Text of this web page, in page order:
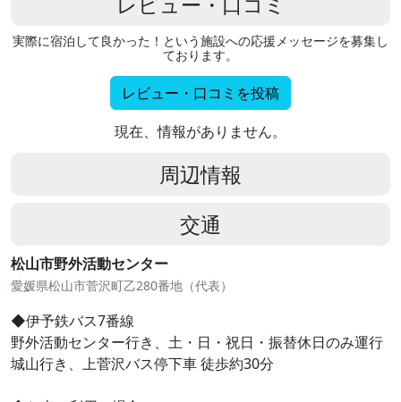
実際に宿泊して良かった！という施設への応援メッセージを募集し
ております。
レビュー・口コミを投稿
現在、情報がありません。
周辺情報
交通
松山市野外活動センター
愛媛県松山市菅沢町乙280番地（代表）
◆伊予鉄バス7番線
野外活動センター行き、土・日・祝日・振替休日のみ運行
城山行き、上菅沢バス停下車 徒歩約30分